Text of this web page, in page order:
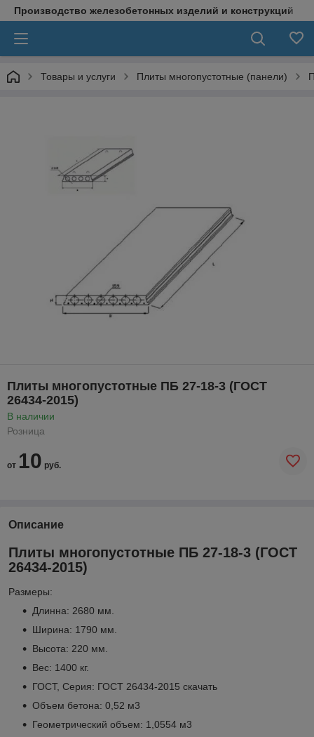
Производство железобетонных изделий и конструкций
Товары и услуги Плиты многопустотные (панели)
Плиты многопустотные ПБ 27-18-3 (ГОСТ
26434-2015)
В наличии
Розница
от 10 руб.
Описание
Плиты многопустотные ПБ 27-18-3 (ГОСТ
26434-2015)
Размеры:
Длинна: 2680 мм.
Ширина: 1790 мм.
Высота: 220 мм.
Вес: 1400 кг.
ГОСТ, Серия: ГОСТ 26434-2015 скачать
Объем бетона: 0,52 м3
Геометрический объем: 1,0554 м3